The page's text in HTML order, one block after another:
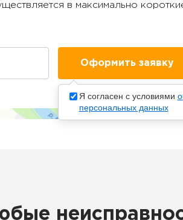
в максимально
Я согласен с условиями
персональных данных